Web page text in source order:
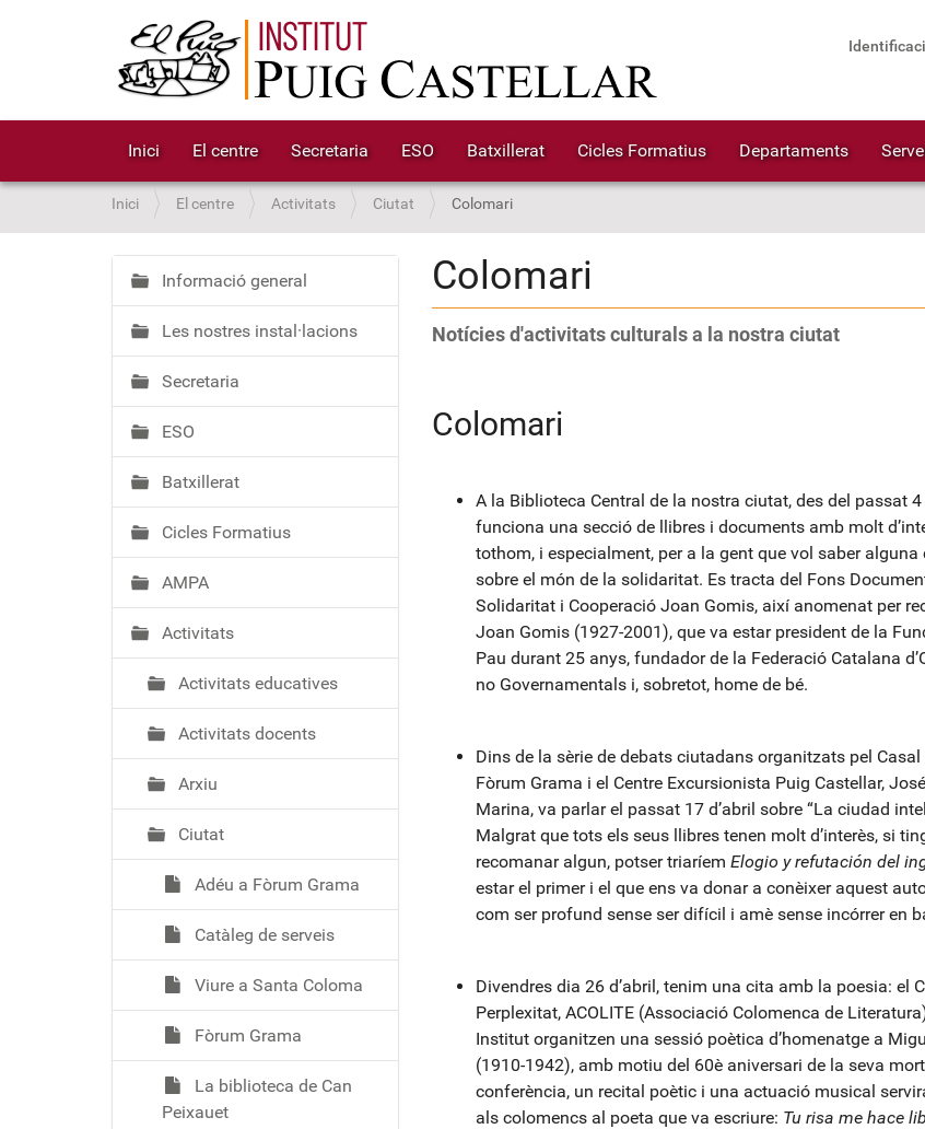
Inici El centre Secretaria ESO Batxillerat Cicles Formatius Departaments
S
o
u
:
Inici El centre Activitats Ciutat Colomari
Colomari
Notícies d'activitats culturals a la nostra ciutat
Colomari
A la Biblioteca Central de la nostra ciutat, des del passat 4
funciona una secció de llibres i documents amb molt
tothom, i especialment, per a la gent que vol saber alguna
sobre el món de la solidaritat. Es tracta del Fons
Solidaritat i Cooperació Joan Gomis, així anomenat per
Joan Gomis (1927-2001), que va estar president de la
Pau durant 25 anys, fundador de la Federació Catalana
no Governamentals i, sobretot, home de bé.
Dins de la sèrie de debats ciutadans organitzats pel Casal
Fòrum Grama i el Centre Excursionista Puig Castellar,
Marina, va parlar el passat 17 d’abril sobre “La ciudad
Malgrat que tots els seus llibres tenen molt d’interès, si
recomanar algun, potser triaríem Elogio y refutación del
estar el primer i el que ens va donar a conèixer aquest
com ser profund sense ser difícil i amè sense incórrer en
Divendres dia 26 d’abril, tenim una cita amb la poesia: el
Perplexitat, ACOLITE (Associació Colomenca de
Institut organitzen una sessió poètica d’homenatge a
(1910-1942), amb motiu del 60è aniversari de la seva
conferència, un recital poètic i una actuació musical
als colomencs al poeta que va escriure: Tu risa me hace
N
a
v
e
g
a
c
ó
Informació general
Les nostres instal·lacions
Secretaria
ESO
Batxillerat
Cicles Formatius
AMPA
Activitats
Activitats educatives
Activitats docents
Arxiu
Ciutat
Adéu a Fòrum Grama
Catàleg de serveis
Viure a Santa Coloma
Fòrum Grama
La biblioteca de Can
Peixauet